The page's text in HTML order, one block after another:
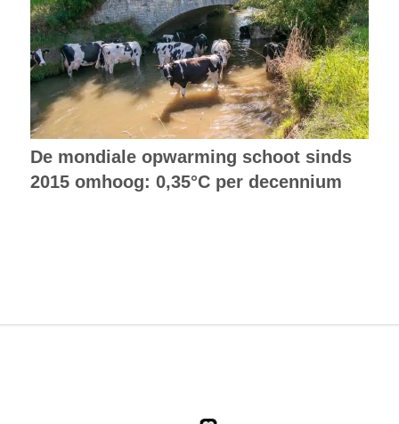
De mondiale opwarming schoot sinds
2015 omhoog: 0,35°C per decennium